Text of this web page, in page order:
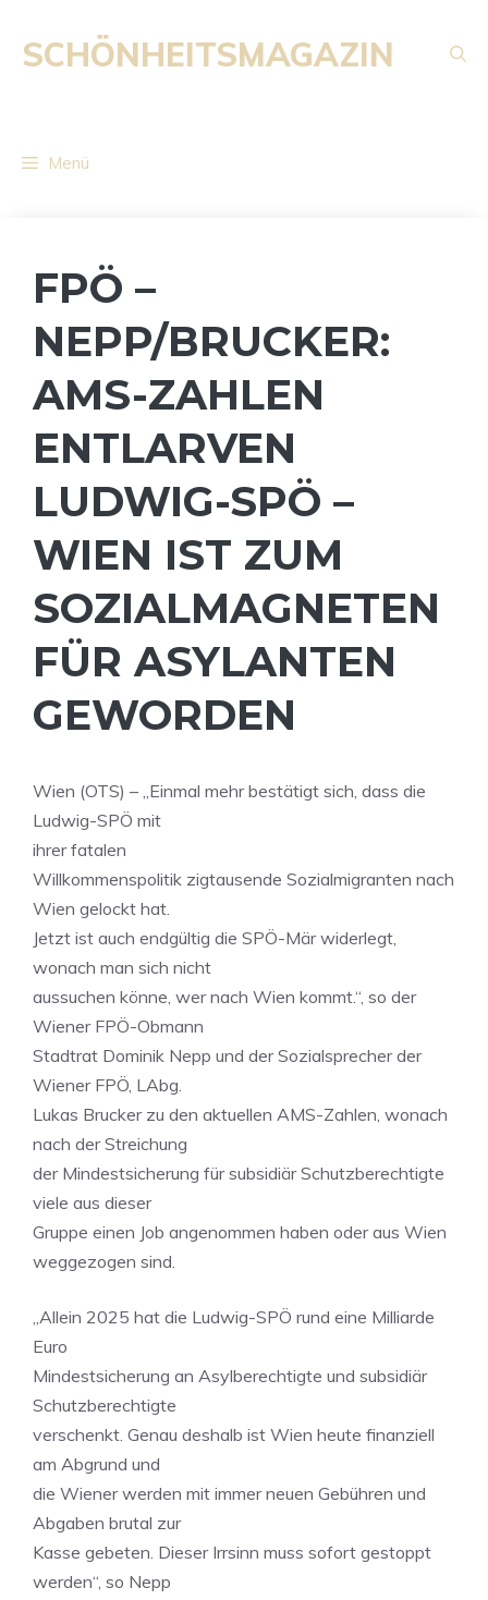
Inhalt
springen
SCHÖNHEITSMAGAZIN
Menü
FPÖ –
NEPP/BRUCKER:
AMS-ZAHLEN
ENTLARVEN
LUDWIG-SPÖ –
WIEN IST ZUM
SOZIALMAGNETEN
FÜR ASYLANTEN
GEWORDEN
Wien (OTS) – „Einmal mehr bestätigt sich, dass die
Ludwig-SPÖ mit
ihrer fatalen
Willkommenspolitik zigtausende Sozialmigranten nach
Wien gelockt hat.
Jetzt ist auch endgültig die SPÖ-Mär widerlegt,
wonach man sich nicht
aussuchen könne, wer nach Wien kommt.“, so der
Wiener FPÖ-Obmann
Stadtrat Dominik Nepp und der Sozialsprecher der
Wiener FPÖ, LAbg.
Lukas Brucker zu den aktuellen AMS-Zahlen, wonach
nach der Streichung
der Mindestsicherung für subsidiär Schutzberechtigte
viele aus dieser
Gruppe einen Job angenommen haben oder aus Wien
weggezogen sind.
„Allein 2025 hat die Ludwig-SPÖ rund eine Milliarde
Euro
Mindestsicherung an Asylberechtigte und subsidiär
Schutzberechtigte
verschenkt. Genau deshalb ist Wien heute finanziell
am Abgrund und
die Wiener werden mit immer neuen Gebühren und
Abgaben brutal zur
Kasse gebeten. Dieser Irrsinn muss sofort gestoppt
werden“, so Nepp